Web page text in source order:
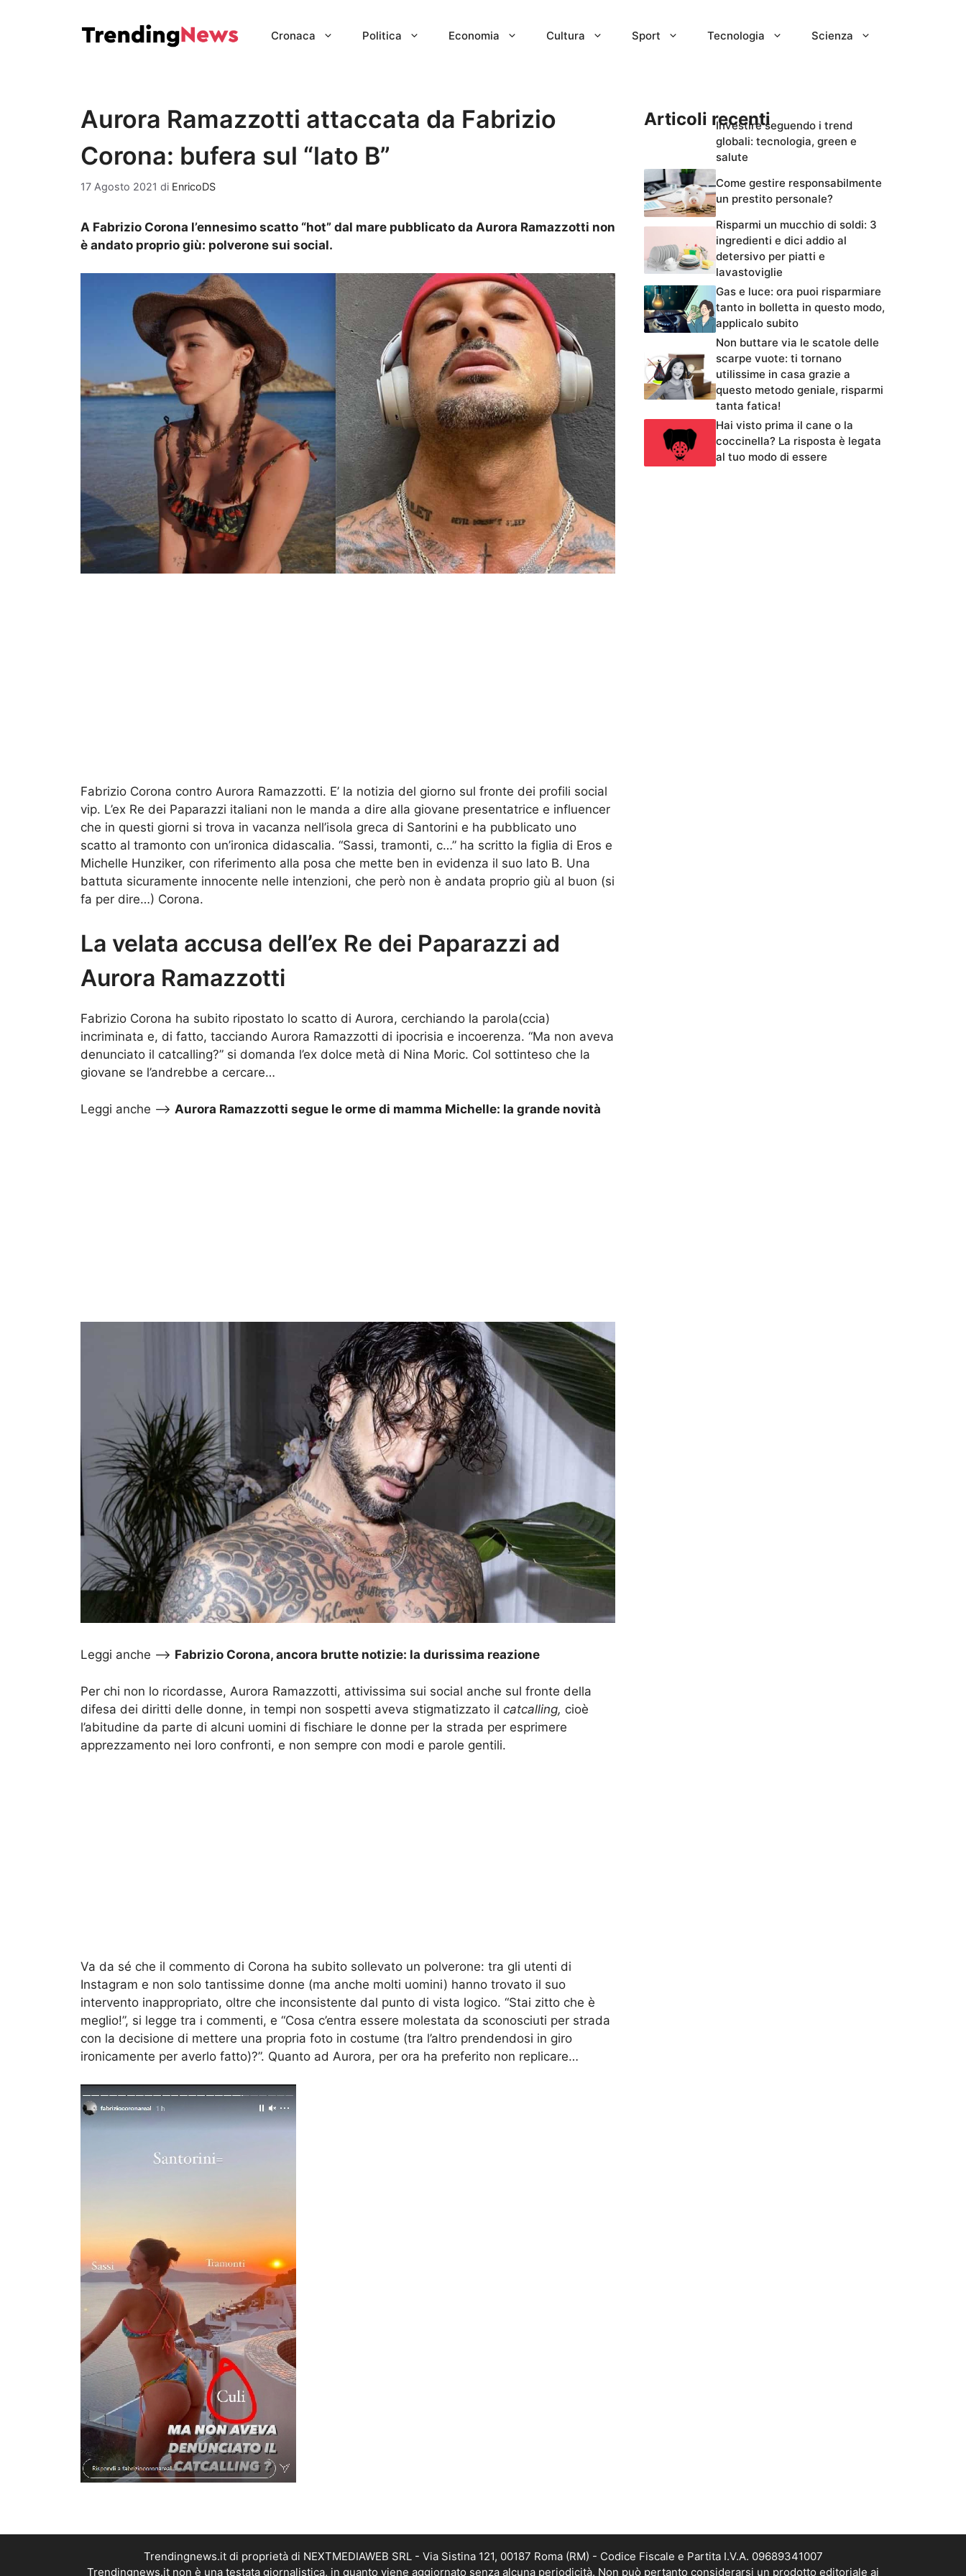
Cronaca Politica Economia Cultura Sport Tecnologia Scienza
Aurora Ramazzotti attaccata da Fabrizio
Corona: bufera sul “lato B”
17 Agosto 2021 di EnricoDS
A Fabrizio Corona l’ennesimo scatto “hot” dal mare pubblicato da Aurora Ramazzotti non
è andato proprio giù: polverone sui social.
Fabrizio Corona contro Aurora Ramazzotti. E’ la notizia del giorno sul fronte dei profili social
vip. L’ex Re dei Paparazzi italiani non le manda a dire alla giovane presentatrice e influencer
che in questi giorni si trova in vacanza nell’isola greca di Santorini e ha pubblicato uno
scatto al tramonto con un’ironica didascalia. “Sassi, tramonti, c…” ha scritto la figlia di Eros e
Michelle Hunziker, con riferimento alla posa che mette ben in evidenza il suo lato B. Una
battuta sicuramente innocente nelle intenzioni, che però non è andata proprio giù al buon (si
fa per dire…) Corona.
La velata accusa dell’ex Re dei Paparazzi ad
Aurora Ramazzotti
Fabrizio Corona ha subito ripostato lo scatto di Aurora, cerchiando la parola(ccia)
incriminata e, di fatto, tacciando Aurora Ramazzotti di ipocrisia e incoerenza. “Ma non aveva
denunciato il catcalling?” si domanda l’ex dolce metà di Nina Moric. Col sottinteso che la
giovane se l’andrebbe a cercare…
Leggi anche –> Aurora Ramazzotti segue le orme di mamma Michelle: la grande novità
Leggi anche –> Fabrizio Corona, ancora brutte notizie: la durissima reazione
Per chi non lo ricordasse, Aurora Ramazzotti, attivissima sui social anche sul fronte della
difesa dei diritti delle donne, in tempi non sospetti aveva stigmatizzato il catcalling, cioè
l’abitudine da parte di alcuni uomini di fischiare le donne per la strada per esprimere
apprezzamento nei loro confronti, e non sempre con modi e parole gentili.
Va da sé che il commento di Corona ha subito sollevato un polverone: tra gli utenti di
Instagram e non solo tantissime donne (ma anche molti uomini) hanno trovato il suo
intervento inappropriato, oltre che inconsistente dal punto di vista logico. “Stai zitto che è
meglio!”, si legge tra i commenti, e “Cosa c’entra essere molestata da sconosciuti per strada
con la decisione di mettere una propria foto in costume (tra l’altro prendendosi in giro
ironicamente per averlo fatto)?”. Quanto ad Aurora, per ora ha preferito non replicare…
Articoli recentiInvestire seguendo i trend
globali: tecnologia, green e
salute
Come gestire responsabilmente
un prestito personale?
Risparmi un mucchio di soldi: 3
ingredienti e dici addio al
detersivo per piatti e
lavastoviglie
Gas e luce: ora puoi risparmiare
tanto in bolletta in questo modo,
applicalo subito
Non buttare via le scatole delle
scarpe vuote: ti tornano
utilissime in casa grazie a
questo metodo geniale, risparmi
tanta fatica!
Hai visto prima il cane o la
coccinella? La risposta è legata
al tuo modo di essere
Trendingnews.it di proprietà di NEXTMEDIAWEB SRL - Via Sistina 121, 00187 Roma (RM) - Codice Fiscale e Partita I.V.A. 09689341007
Trendingnews.it non è una testata giornalistica, in quanto viene aggiornato senza alcuna periodicità. Non può pertanto considerarsi un prodotto editoriale ai